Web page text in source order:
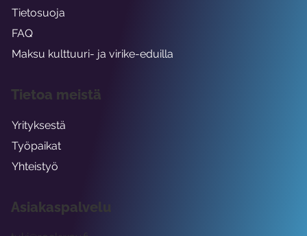
Asiakaspalvelu
Tietosuoja
FAQ
Maksu kulttuuri- ja virike-eduilla
Tietoa meistä
Yrityksestä
Työpaikat
Yhteistyö